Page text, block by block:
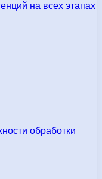
на всех этапах
обработки